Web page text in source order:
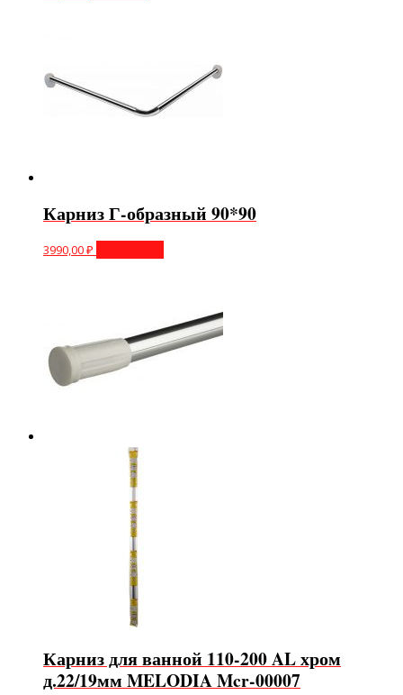
Карниз Г-образный 90*90
3990,00₽
Карниз для ванной 110-200 AL хром
д.22/19мм MELODIA Mcr-00007